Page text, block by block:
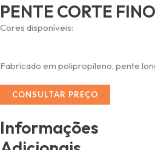
PENTE CORTE
Cores disponíveis:
Fabricado em polipropileno, pente
CONSULTAR PREÇO
Informações